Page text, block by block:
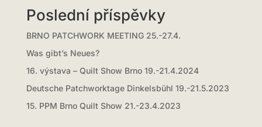
Poslední příspěvky
BRNO PATCHWORK MEETING 25.-27.4.
Was gibt’s Neues?
16. výstava – Quilt Show Brno 19.-21.4.2024
Deutsche Patchworktage Dinkelsbühl 19.-21.5.2023
15. PPM Brno Quilt Show 21.-23.4.2023